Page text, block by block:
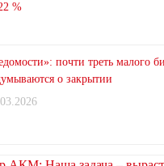
%
почти треть малого
о закрытии